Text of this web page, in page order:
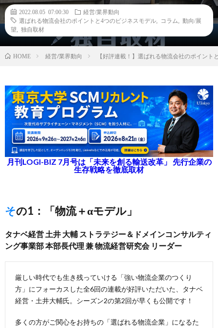
2022.08.05 07:00:30
経営/業界動向
選ばれる物流会社のポイントと4つのビジネスモデル
コラム
動向/展
望
独自取材
HOME 経営/業界動向 【好評連載！】選ばれる物流会社のポイン
月刊LOGI-BIZ 7月号は「未来を創る輸送改革」 先行企業の
生存戦略を徹底取材
その1：「物流＋αモデル」
タナベ経営 土井 大輔 ストラテジー＆ドメインコンサルティ
ング事業部 本部長代理 兼 物流経営研究会 リーダー
厳しい時代でも生き残っていける「強い物流企業のつくり
方」にフォーカスした全6回の連載が好評いただいた、タナベ
経営・土井大輔氏。シーズン2の第2回が早くも公開です！
多くの方がご関心をお持ちの「選ばれる物流企業」になるた